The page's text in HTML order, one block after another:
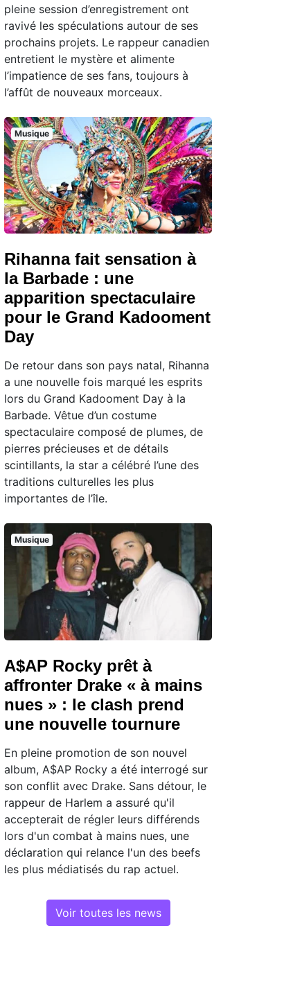
pleine session d’enregistrement ont
ravivé les spéculations autour de ses
prochains projets. Le rappeur canadien
entretient le mystère et alimente
l’impatience de ses fans, toujours à
l’affût de nouveaux morceaux.
Musique
Rihanna fait sensation à
la Barbade : une
apparition spectaculaire
pour le Grand Kadooment
Day
De retour dans son pays natal, Rihanna
a une nouvelle fois marqué les esprits
lors du Grand Kadooment Day à la
Barbade. Vêtue d’un costume
spectaculaire composé de plumes, de
pierres précieuses et de détails
scintillants, la star a célébré l’une des
traditions culturelles les plus
importantes de l’île.
Musique
A$AP Rocky prêt à
affronter Drake « à mains
nues » : le clash prend
une nouvelle tournure
En pleine promotion de son nouvel
album, A$AP Rocky a été interrogé sur
son conflit avec Drake. Sans détour, le
rappeur de Harlem a assuré qu'il
accepterait de régler leurs différends
lors d'un combat à mains nues, une
déclaration qui relance l'un des beefs
les plus médiatisés du rap actuel.
Voir toutes les news